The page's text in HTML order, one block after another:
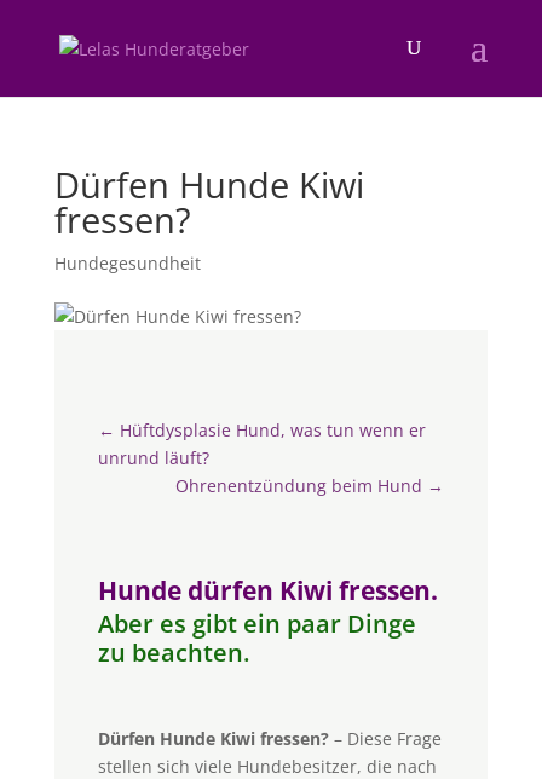
Dürfen Hunde Kiwi
fressen?
Hundegesundheit
← Hüftdysplasie Hund, was tun wenn er
unrund läuft?
Ohrenentzündung beim Hund →
Hunde dürfen Kiwi fressen.
Aber es gibt ein paar Dinge
zu beachten.
Dürfen Hunde Kiwi fressen?– Diese Frage
stellen sich viele Hundebesitzer, die nach